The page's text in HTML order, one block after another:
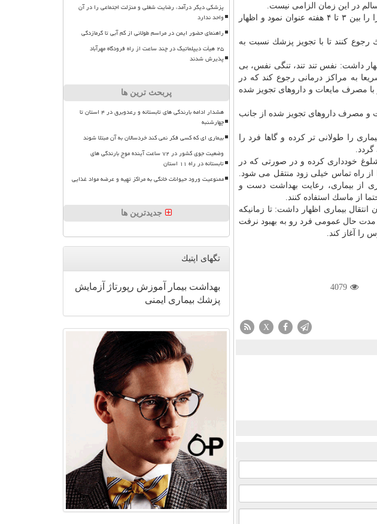
در این زمان الزامی نیست.
علوم پزشكی شهید بهشتی، زمان همه گیری بیماری آنفلوانزا را بین ۳ تا ۴ هفته عنوان نمود و اظهار
رجوع كنند تا با تجویز پزشك نسبت به
داشت: نفس تند تند، تنگی نفس، بی
به مراكز درمانی رجوع كند كه در
مصرف مایعات و داروهای تجویز شده
و مصرف داروهای تجویز شده از جانب
را طولانی تر كرده و گاها فرد را
خودداری كرده و در صورتی كه در
از راه تماس خیلی زود منتقل می شود.
از بیماری، رعایت بهداشت دست و
از ماسك استفاده كنند.
بیماری اظهار داشت: تا زمانیكه
بیماری ۳ تا ۵ روز است كه اگر پس از این مدت حال عمومی فرد رو به بهبود نرفت
را آغاز كند.
4079
X
پزشکی دیگر درآمد، رضایت شغلی و منزلت اجتماعی را در آن
واحد ندارد
راهنمای حضور ایمن در مراسم طولانی از کم آبی تا گرمازدگی
۲۵ هیأت دیپلماتیک در چند ساعت از راه فرودگاه مهرآباد
پذیرش شدند
پربحث ترین ها
هشدار ادامه بارندگی های تابستانه و رعدوبرق در ۴ استان تا
چهارشنبه
بیماری ای که کسی فکر نمی کند خردسالان به آن مبتلا شوند
وضعیت جوی کشور در ۷۲ ساعت آینده موج بارندگی های
تابستانه در راه ۱۱ استان
ممنوعیت ورود حیوانات خانگی به مراکز تهیه و عرضه مواد غذایی
جدیدترین ها
تگهای اپتیك
بهداشت بیمار آموزش رپورتاژ
آزمایش
پزشك بیماری ایمنی